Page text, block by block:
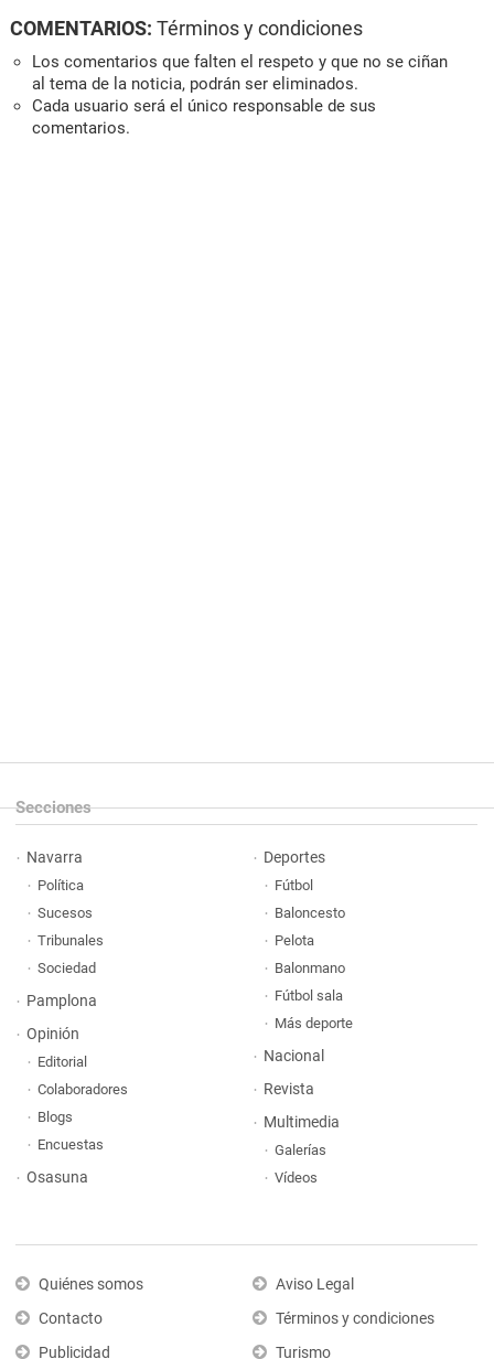
COMENTARIOS: Términos y condiciones
Los comentarios que falten el respeto y que no se ciñan
al tema de la noticia, podrán ser eliminados.
Cada usuario será el único responsable de sus
comentarios.
Secciones
Navarra
Política
Sucesos
Tribunales
Sociedad
Pamplona
Opinión
Editorial
Colaboradores
Blogs
Encuestas
Osasuna
Deportes
Fútbol
Baloncesto
Pelota
Balonmano
Fútbol sala
Más deporte
Nacional
Revista
Multimedia
Galerías
Vídeos
Quiénes somos
Contacto
Publicidad
Aviso Legal
Términos y condiciones
Turismo